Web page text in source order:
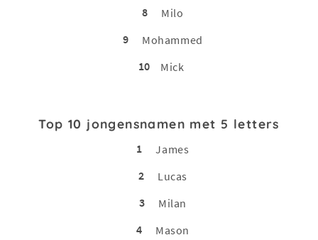
8
Milo
9
Mohammed
10
Mick
Top 10 jongensnamen met 5 letters
1
James
2
Lucas
3
Milan
4
Mason